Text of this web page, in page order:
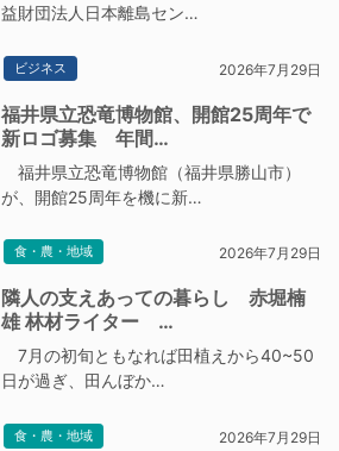
益財団法人日本離島セン…
ビジネス 2026年7月29日
福井県立恐竜博物館、開館25周年で
新ロゴ募集 年間…
福井県立恐竜博物館（福井県勝山市）
が、開館25周年を機に新…
食・農・地域 2026年7月29日
隣人の支えあっての暮らし 赤堀楠
雄 林材ライター …
7月の初旬ともなれば田植えから40~50
日が過ぎ、田んぼか…
食・農・地域 2026年7月29日